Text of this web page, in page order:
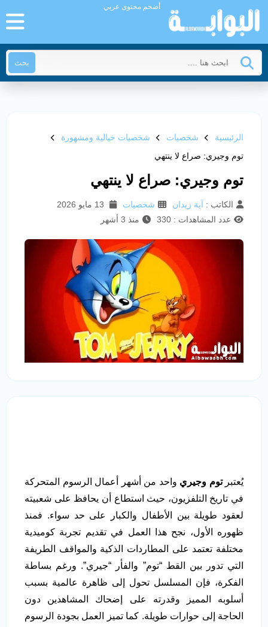
أضخم محتوى عربي
بحث
الرئيسية شخصيات
شخصيات خيالية ومشهورة
توم وجيري: صراع لا ينتهي
توم وجيري: صراع لا ينتهي
الكاتب : آية زيدان شخصيات
عدد المشاهدات : 330
منذ 3 أشهر
يُعتبرتوم وجيري واحد من أشهر أعمال الرسوم المتحركة
في تاريخ التلفزيون، حيث استطاع أن يحافظ على شعبيته
لعقود طويلة بين الأطفال والكبار على حد سواء. فمنذ
ظهوره الأول، نجح هذا العمل في تقديم تجربة كوميدية
مختلفة تعتمد على المطاردات الذكية والمواقف الطريفة
التي تدور بين القط “توم” والفأر “جيري”. ورغم بساطة
الفكرة، فإن المسلسل تحول إلى ظاهرة عالمية بسبب
أسلوبه المميز وقدرته على إضحاك المشاهدين دون
الحاجة إلى حوارات طويلة. كما تميز العمل بجودة الرسوم